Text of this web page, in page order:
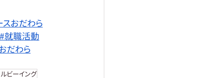
スおだわら
#就職活動
だわら
ビーイング